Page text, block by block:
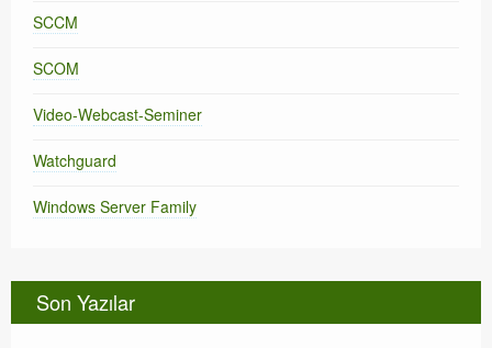
SCCM
SCOM
Video-Webcast-Seminer
Watchguard
Windows Server Family
Son Yazılar